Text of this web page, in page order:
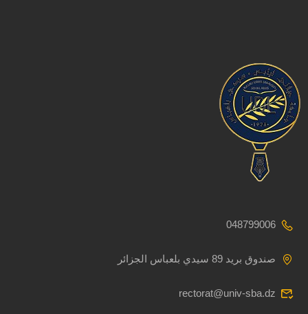
048799006
صندوق بريد 89 سيدي بلعباس الجزائر
rectorat@univ-sba.dz